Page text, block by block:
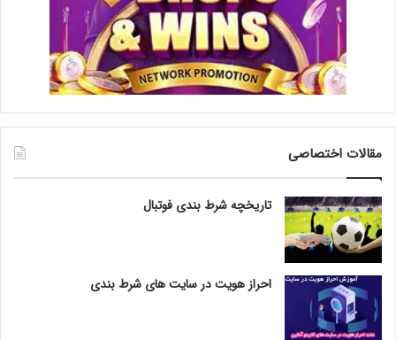
مقالات اختصاصی
تاریخچه شرط بندی فوتبال
احراز هویت در سایت های شرط بندی